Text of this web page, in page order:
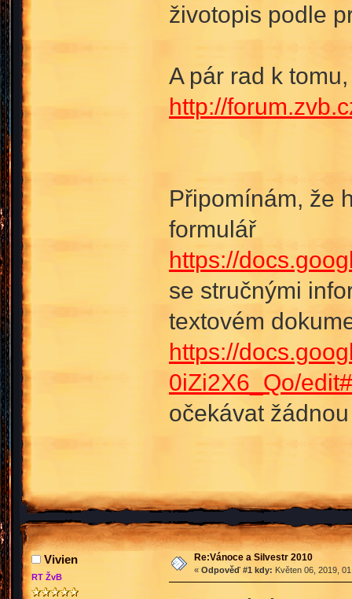
životopis podle
A pár rad k
http://
Připomínám, že
formulář
https://
se stručnými
textovém
https://
0iZi2X6_Qo/
očekávat
Vivien
RT ŽvB
Re:Vánoce a Silvestr 2010
« Odpověď #1 kdy: Květen 06, 2019,